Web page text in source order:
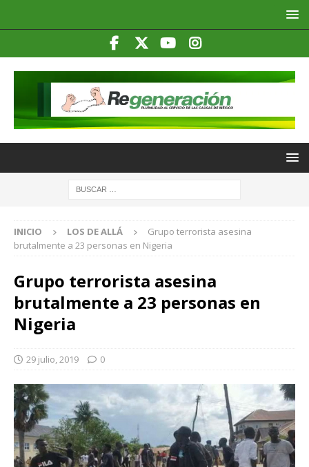
INICIO LOS DE ALLÁ
Grupo terrorista asesina
brutalmente a 23 personas en Nigeria
Grupo terrorista asesina
brutalmente a 23 personas en
Nigeria
29 julio, 2019 0